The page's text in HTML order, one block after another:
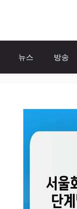
뉴스 방송